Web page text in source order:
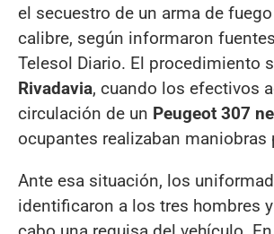
el secuestro de un arma de
calibre, según informaron
Telesol Diario. El procedimiento
Rivadavia, cuando los efectivos
circulación de un Peugeot 307
ocupantes realizaban maniobras
Ante esa situación, los
identificaron a los tres hombres